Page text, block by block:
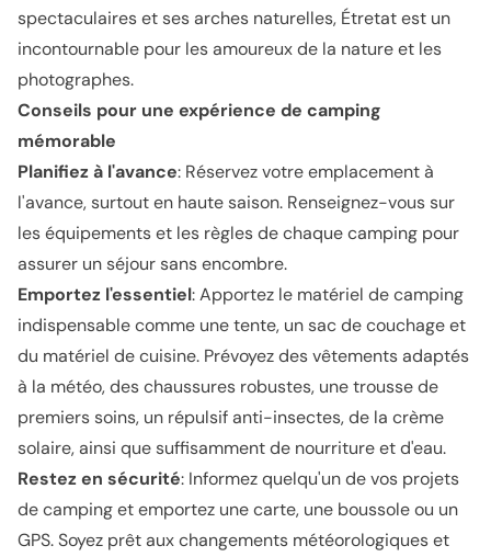
spectaculaires et ses arches naturelles, Étretat est un
incontournable pour les amoureux de la nature et les
photographes.
Conseils pour une expérience de camping
mémorable
Planifiez à l'avance: Réservez votre emplacement à
l'avance, surtout en haute saison. Renseignez-vous sur
les équipements et les règles de chaque camping pour
assurer un séjour sans encombre.
Emportez l'essentiel: Apportez le matériel de camping
indispensable comme une tente, un sac de couchage et
du matériel de cuisine. Prévoyez des vêtements adaptés
à la météo, des chaussures robustes, une trousse de
premiers soins, un répulsif anti-insectes, de la crème
solaire, ainsi que suffisamment de nourriture et d'eau.
Restez en sécurité: Informez quelqu'un de vos projets
de camping et emportez une carte, une boussole ou un
GPS. Soyez prêt aux changements météorologiques et